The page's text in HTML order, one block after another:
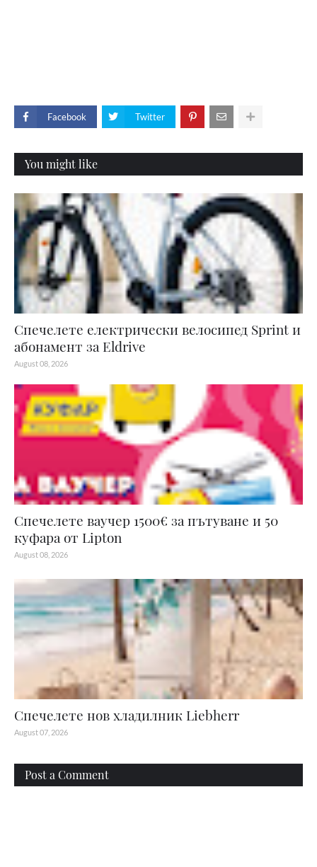
Facebook Twitter
You might like
Спечелете електрически велосипед Sprint и
абонамент за Eldrive
August 08, 2026
Спечелете ваучер 1500€ за пътуване и 50
куфара от Lipton
August 08, 2026
Спечелете нов хладилник Liebherr
August 07, 2026
Post a Comment